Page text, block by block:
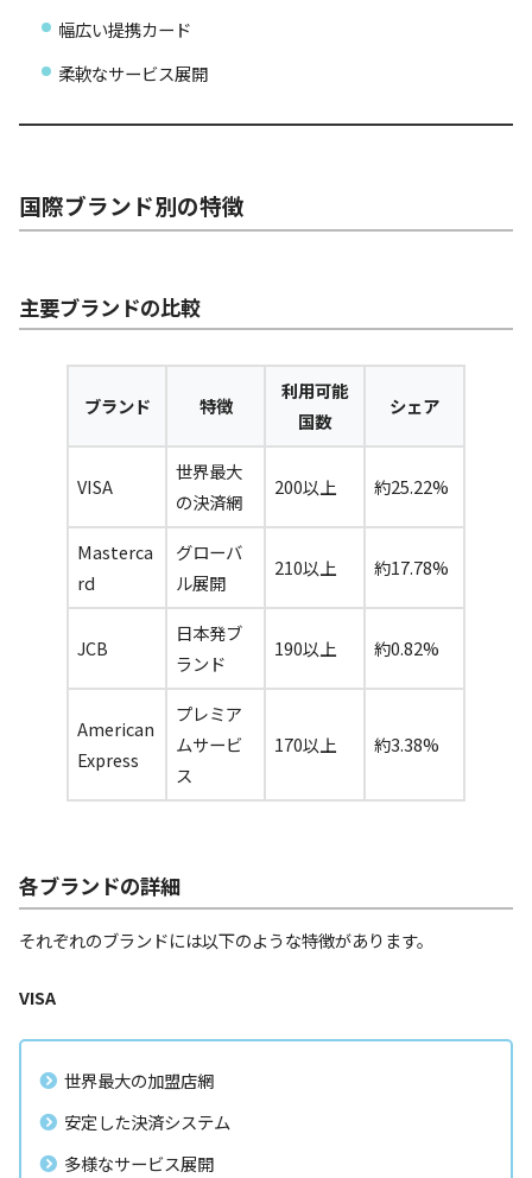
幅広い提携カード
柔軟なサービス展開
国際ブランド別の特徴
主要ブランドの比較
ブランド 特徴
利用可能
国数
シェア
VISA
世界最大
の決済網
200以上 約25.22%
Masterca
rd
グローバ
ル展開
210以上 約17.78%
JCB
日本発ブ
ランド
190以上 約0.82%
American
Express
プレミア
ムサービ
ス
170以上 約3.38%
各ブランドの詳細
それぞれのブランドには以下のような特徴があります。
VISA
世界最大の加盟店網
安定した決済システム
多様なサービス展開